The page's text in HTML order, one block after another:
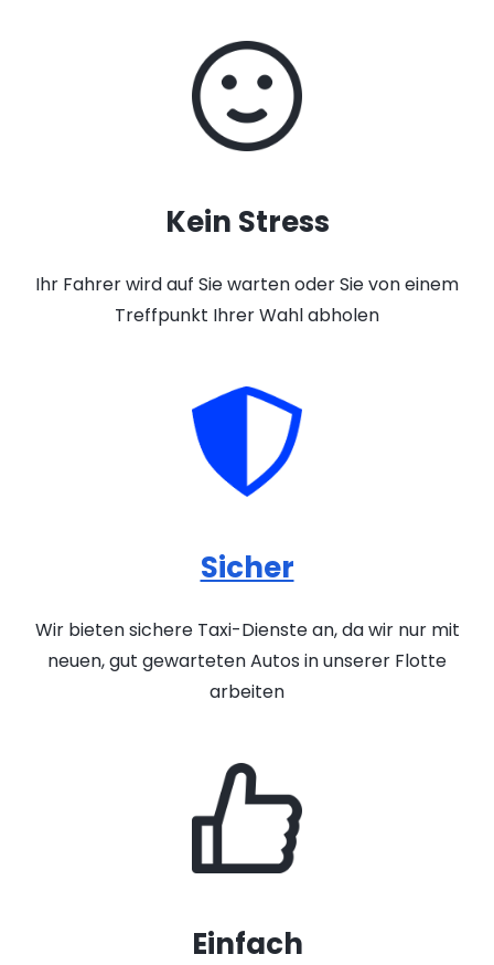
Kein Stress
Ihr Fahrer wird auf Sie warten oder Sie von einem
Treffpunkt Ihrer Wahl abholen
Sicher
Wir bieten sichere Taxi-Dienste an, da wir nur mit
neuen, gut gewarteten Autos in unserer Flotte
arbeiten
Einfach